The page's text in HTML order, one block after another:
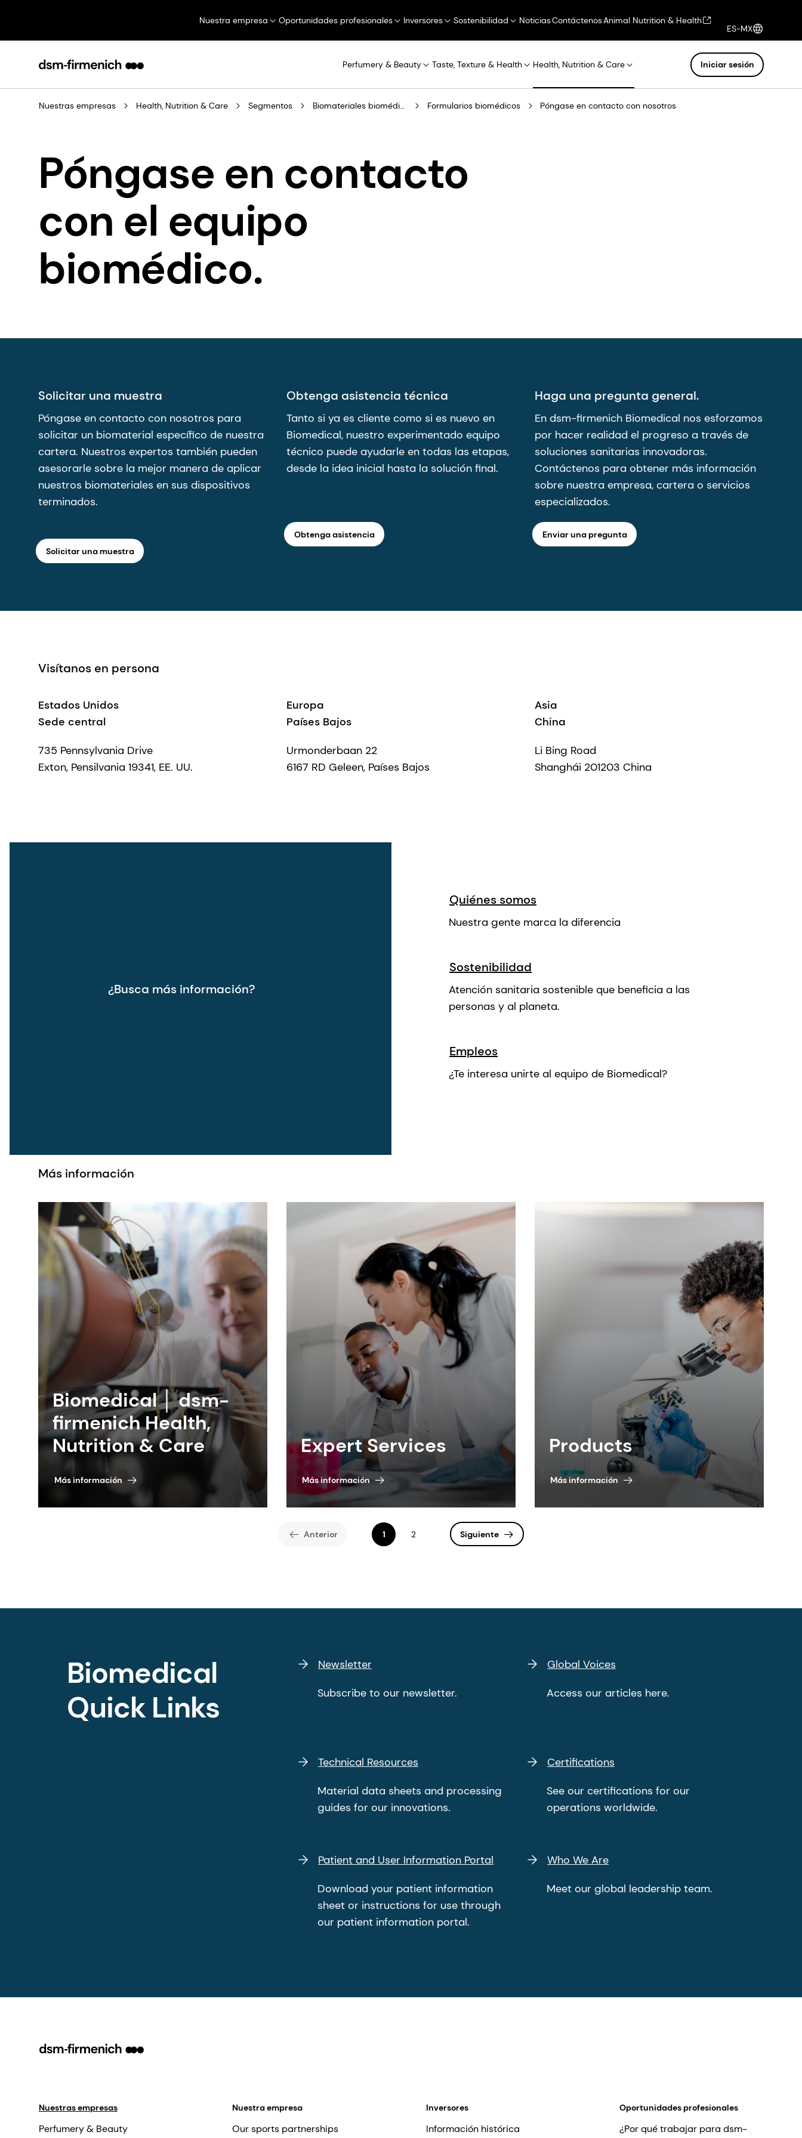
Nuestra empresa Oportunidades profesionales Inversores Sostenibilidad NoticiasContáctenosAnimal Nutrition & Health
ES-MX
Perfumery & Beauty Taste, Texture & Health Health, Nutrition & Care Iniciar sesión
Nuestras empresas Health, Nutrition & Care Segmentos Biomateriales biomédicos Formularios biomédicos Póngase en contacto con nosotros
Póngase en contacto
con el equipo
biomédico.
Solicitar una muestra
Póngase en contacto con nosotros para
solicitar un biomaterial específico de nuestra
cartera. Nuestros expertos también pueden
asesorarle sobre la mejor manera de aplicar
nuestros biomateriales en sus dispositivos
terminados.
Solicitar una muestra
Obtenga asistencia técnica
Tanto si ya es cliente como si es nuevo en
Biomedical, nuestro experimentado equipo
técnico puede ayudarle en todas las etapas,
desde la idea inicial hasta la solución final.
Obtenga asistencia
Haga una pregunta general.
En dsm-firmenich Biomedical nos esforzamos
por hacer realidad el progreso a través de
soluciones sanitarias innovadoras.
Contáctenos para obtener más información
sobre nuestra empresa, cartera o servicios
especializados.
Enviar una pregunta
Visítanos en persona
Estados Unidos
Sede central
735 Pennsylvania Drive
Exton, Pensilvania 19341, EE. UU.
Europa
Países Bajos
Urmonderbaan 22
6167 RD Geleen, Países Bajos
Asia
China
Li Bing Road
Shanghái 201203 China
¿Busca más información?
Quiénes somos
Nuestra gente marca la diferencia
Sostenibilidad
Atención sanitaria sostenible que beneficia a las
personas y al planeta.
Empleos
¿Te interesa unirte al equipo de Biomedical?
Más información
Biomedical │ dsm-
firmenich Health,
Nutrition & Care
Más información
Expert Services
Más información
Products
Más información
Anterior 1 2 Siguiente
Biomedical
Quick Links
Newsletter
Subscribe to our newsletter.
Global Voices
Access our articles here.
Technical Resources
Material data sheets and processing
guides for our innovations.
Certifications
See our certifications for our
operations worldwide.
Patient and User Information Portal
Download your patient information
sheet or instructions for use through
our patient information portal.
Who We Are
Meet our global leadership team.
Nuestras empresas
Perfumery & Beauty
Nuestra empresa
Our sports partnerships
Inversores
Información histórica
Oportunidades profesionales
¿Por qué trabajar para dsm-